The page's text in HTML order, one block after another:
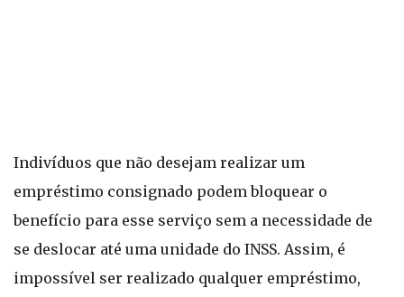
Indivíduos que não desejam realizar um
empréstimo consignado podem bloquear o
benefício para esse serviço sem a necessidade de
se deslocar até uma unidade do INSS. Assim, é
impossível ser realizado qualquer empréstimo,